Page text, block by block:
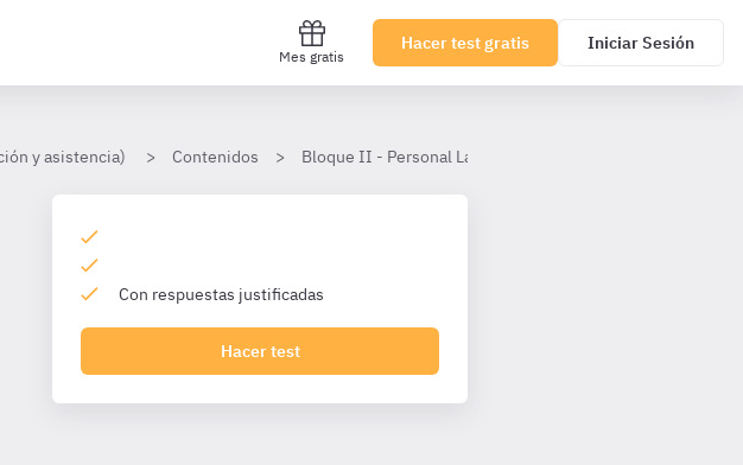
Mes gratis
Hacer test gratis Iniciar Sesión
y asistencia) Contenidos Bloque II - Personal Laboral Agencia Tributaria I1 Turno
Con respuestas justificadas
Hacer test